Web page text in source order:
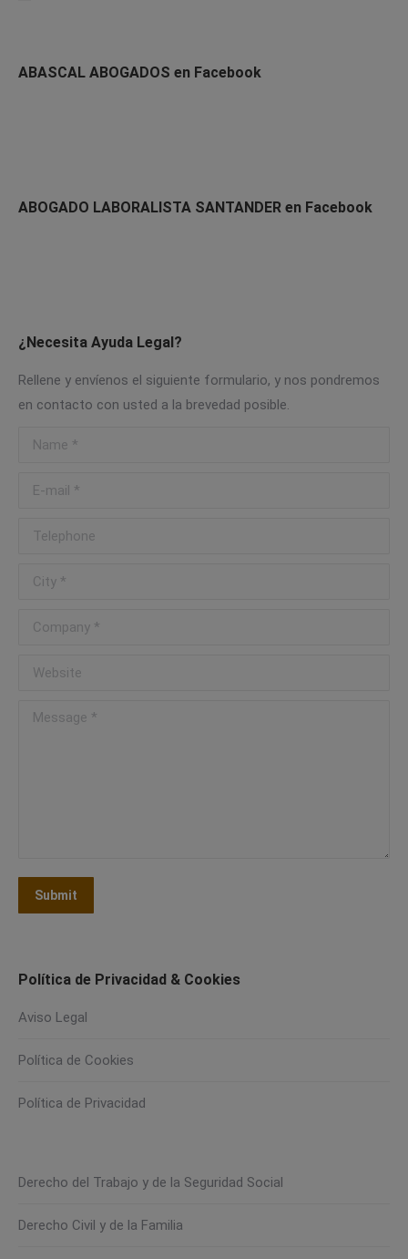
ABASCAL ABOGADOS en Facebook
ABOGADO LABORALISTA SANTANDER en Facebook
¿Necesita Ayuda Legal?
Rellene y envíenos el siguiente formulario, y nos pondremos
en contacto con usted a la brevedad posible.
Name *
E-mail *
Telephone
City *
Company *
Website
Message *
Submit
Política de Privacidad & Cookies
Aviso Legal
Política de Cookies
Política de Privacidad
Derecho del Trabajo y de la Seguridad Social
Derecho Civil y de la Familia